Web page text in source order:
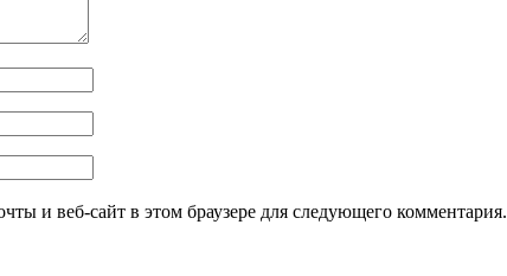
и веб-сайт в этом браузере для следующего комментария.